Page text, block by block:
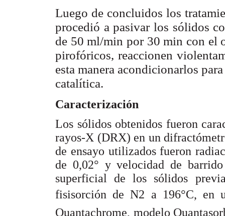
Luego de concluidos los
procedió a pasivar los sólidos
de 50 ml/min por 30 min con el
pirofóricos, reaccionen
esta manera acondicionarlos
catalítica.
Caracterización
Los sólidos obtenidos fueron
rayos-X (DRX) en un
de ensayo utilizados fueron
de 0,02° y velocidad de
superficial de los sólidos
fisisorción de N2 a 196°C, en
Quantachrome, modelo